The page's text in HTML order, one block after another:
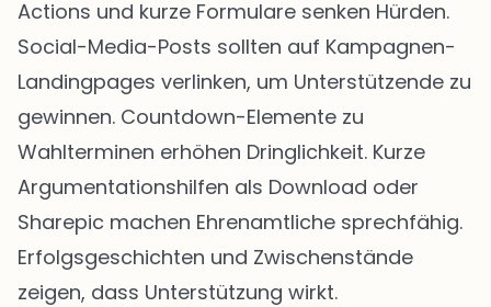
Actions und kurze Formulare senken Hürden.
Social-Media-Posts sollten auf Kampagnen-
Landingpages verlinken, um Unterstützende zu
gewinnen. Countdown-Elemente zu
Wahlterminen erhöhen Dringlichkeit. Kurze
Argumentationshilfen als Download oder
Sharepic machen Ehrenamtliche sprechfähig.
Erfolgsgeschichten und Zwischenstände
zeigen, dass Unterstützung wirkt.